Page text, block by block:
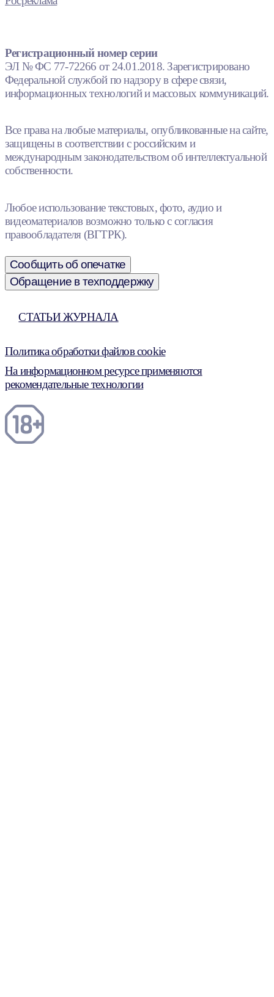
Регистрационный номер серии
ЭЛ № ФС 77-72266 от 24.01.2018. Зарегистрировано
Федеральной службой по надзору в сфере связи,
информационных технологий и массовых коммуникаций.
Все права на любые материалы, опубликованные на сайте,
защищены в соответствии с российским и
международным законодательством об интеллектуальной
собственности.
Любое использование текстовых, фото, аудио и
видеоматериалов возможно только с согласия
правообладателя (ВГТРК).
Сообщить об опечатке
Обращение в техподдержку
СТАТЬИ ЖУРНАЛА
Политика обработки файлов cookie
На информационном ресурсе применяются
рекомендательные технологии